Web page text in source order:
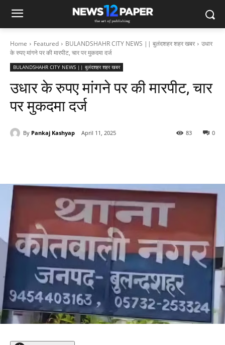
Home Featured BULANDSHAHR CITY NEWS || बुलंदशहर शहर खबर
उधार
के रुपए मांगने पर की मारपीट, चार पर मुकदमा दर्ज
BULANDSHAHR CITY NEWS || बुलंदशहर शहर खबर
उधार के रुपए मांगने पर की मारपीट, चार
पर मुकदमा दर्ज
By Pankaj Kashyap April 11, 2025 0
83